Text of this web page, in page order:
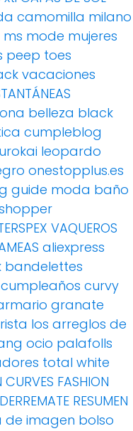
camomilla milano
ms mode mujeres
peep toes
vacaciones
belleza black
cumpleblog
leopardo
onestopplus.es
guide moda baño
VAQUEROS
aliexpress
bandelettes
cumpleaños curvy
granate
los arreglos de
ocio palafolls
total white
CURVES FASHION
RESUMEN
de imagen bolso